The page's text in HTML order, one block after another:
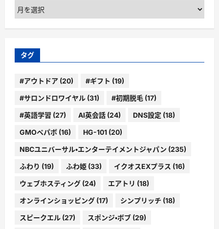
ア
ー
カ
ブ
タグ
#アウトドア (20) #ギフト (19)
#サロンドロワイヤル (31) #初期脱毛 (17)
#英語学習 (27) AI英会話 (24) DNS設定 (18)
GMOペパボ (16) HG-101 (20)
NBCユニバーサル・エンターテイメントジャパン (235)
ふわり (19) ふわ姫 (33) イクオスEXプラス (16)
ウェブホスティング (24) エアトリ (18)
オンラインショッピング (17) シンプリッチ (18)
スピークエル (27) スポンジ・ボブ (29)